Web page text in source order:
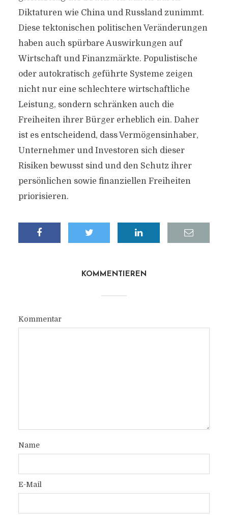
Diktaturen wie China und Russland zunimmt.
Diese tektonischen politischen Veränderungen
haben auch spürbare Auswirkungen auf
Wirtschaft und Finanzmärkte. Populistische
oder autokratisch geführte Systeme zeigen
nicht nur eine schlechtere wirtschaftliche
Leistung, sondern schränken auch die
Freiheiten ihrer Bürger erheblich ein. Daher
ist es entscheidend, dass Vermögensinhaber,
Unternehmer und Investoren sich dieser
Risiken bewusst sind und den Schutz ihrer
persönlichen sowie finanziellen Freiheiten
priorisieren.
KOMMENTIEREN
Kommentar
Name
E-Mail